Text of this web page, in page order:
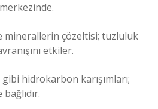
minerallerin çözeltisi; tuzluluk
etkiler.
hidrokarbon karışımları;